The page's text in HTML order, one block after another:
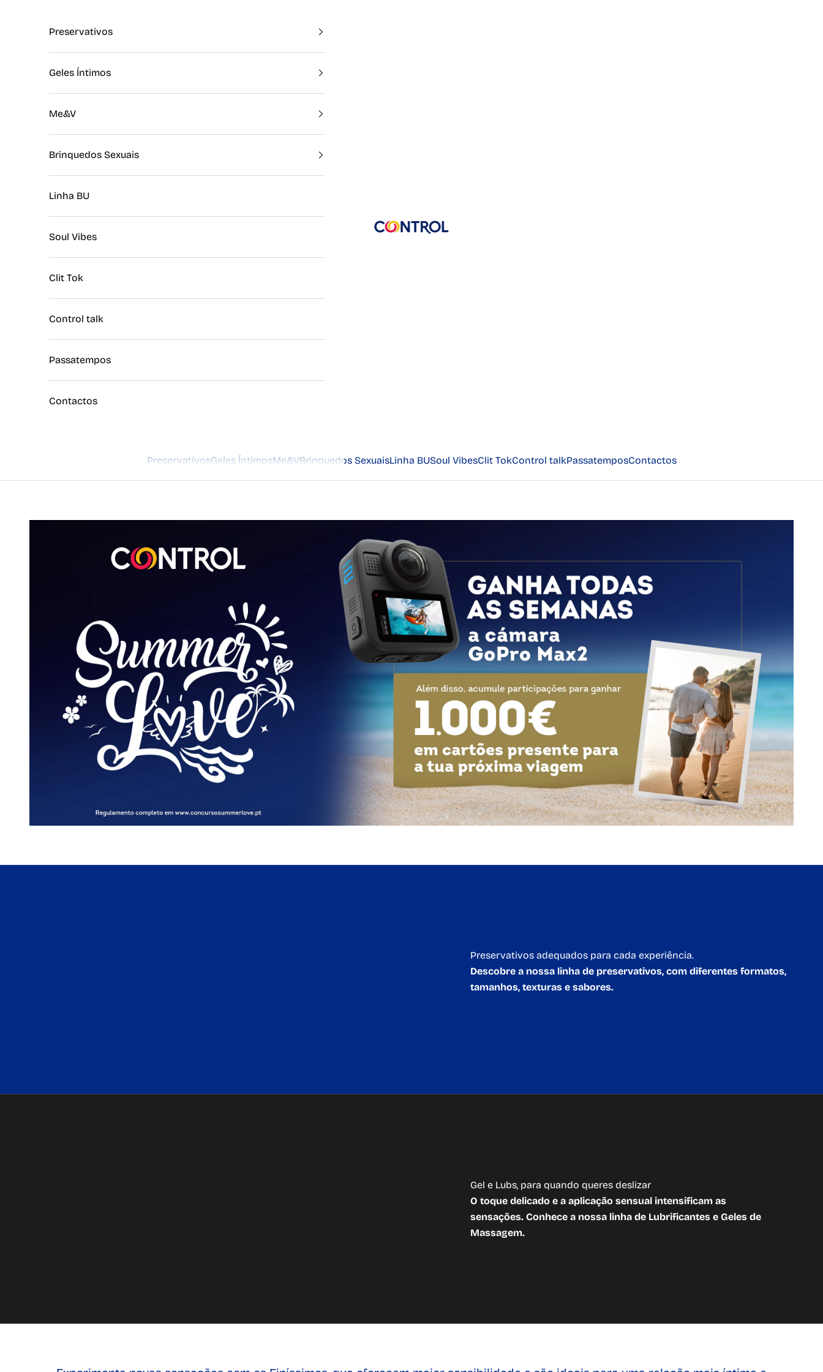
Control Portugal
PreservativosGeles ÍntimosMe&VBrinquedos SexuaisLinha BUSoul VibesClit TokControl talkPassatemposContactos
Preservativos
Geles Íntimos
Me&V
Brinquedos Sexuais
Linha BU
Soul Vibes
Clit Tok
Control talk
Passatempos
Contactos
Preservativos adequados para cada experiência.
Descobre a nossa linha de preservativos, com diferentes formatos,
tamanhos, texturas e sabores.
Gel e Lubs, para quando queres deslizar
O toque delicado e a aplicação sensual intensificam as
sensações. Conhece a nossa linha de Lubrificantes e Geles de
Massagem.